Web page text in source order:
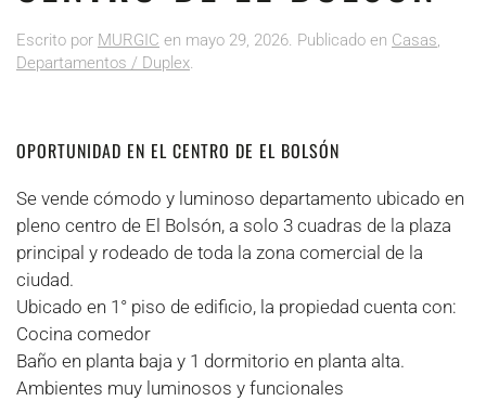
Escrito por MURGIC en mayo 29, 2026. Publicado en Casas,
Departamentos / Duplex.
OPORTUNIDAD EN EL CENTRO DE EL BOLSÓN
Se vende cómodo y luminoso departamento ubicado en
pleno centro de El Bolsón, a solo 3 cuadras de la plaza
principal y rodeado de toda la zona comercial de la
ciudad.
Ubicado en 1° piso de edificio, la propiedad cuenta con:
Cocina comedor
Baño en planta baja y 1 dormitorio en planta alta.
Ambientes muy luminosos y funcionales